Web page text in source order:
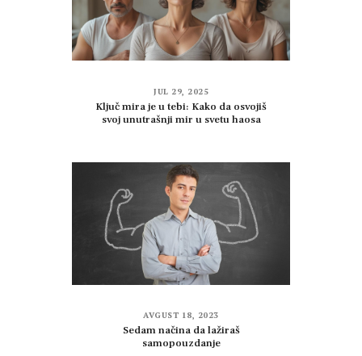
JUL 29, 2025
Ključ mira je u tebi: Kako da osvojiš
svoj unutrašnji mir u svetu haosa
AVGUST 18, 2023
Sedam načina da lažiraš
samopouzdanje